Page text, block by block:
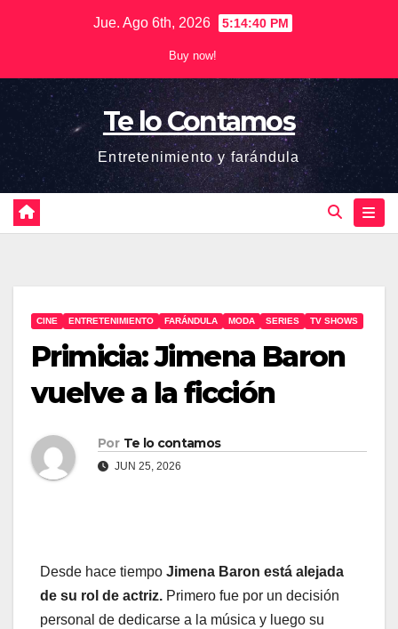
Jue. Ago 6th, 2026 5:14:40 PM
Buy now!
Te lo Contamos
Entretenimiento y farándula
CINE ENTRETENIMIENTO FARÁNDULA MODA SERIES TV SHOWS
Primicia: Jimena Baron
vuelve a la ficción
Por Te lo contamos
JUN 25, 2026
Desde hace tiempo Jimena Baron está alejada
de su rol de actriz. Primero fue por un decisión
personal de dedicarse a la música y luego su